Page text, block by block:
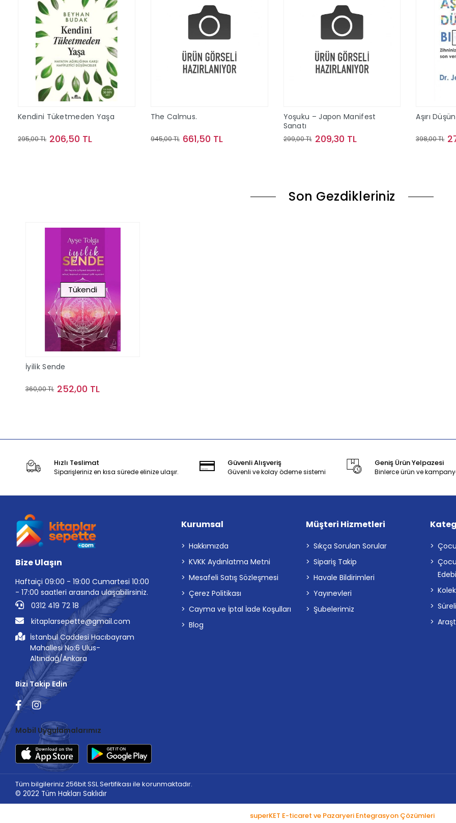
Kendini Tüketmeden Yaşa
295,00 TL 206,50 TL
The Calmus.
945,00 TL 661,50 TL
Yoşuku – Japon Manifest
Sanatı
299,00 TL 209,30 TL
Aşırı
398,00 TL
Son Gezdikleriniz
Tükendi
İyilik Sende
360,00 TL 252,00 TL
Hızlı Teslimat
Siparişleriniz en kısa sürede elinize ulaşır.
Güvenli Alışveriş
Güvenli ve kolay ödeme sistemi
Geniş Ürün Yelpazesi
Binlerce ürün ve
Bize Ulaşın
Haftaiçi 09:00 - 19:00 Cumartesi 10:00
- 17:00 saatleri arasında ulaşabilirsiniz.
0312 419 72 18
kitaplarsepette@gmail.com
İstanbul Caddesi Hacıbayram
Mahallesi No:6 Ulus-
Altındağ/Ankara
Bizi Takip Edin
Mobil Uygulamalarımız
Kurumsal
Hakkımızda
KVKK Aydınlatma Metni
Mesafeli Satış Sözleşmesi
Çerez Politikası
Cayma ve İptal İade Koşulları
Blog
Müşteri Hizmetleri
Sıkça Sorulan Sorular
Sipariş Takip
Havale Bildirimleri
Yayınevleri
Şubelerimiz
Tüm bilgileriniz 256bit SSL Sertifikası ile korunmaktadır.
© 2022 Tüm Hakları Saklıdır
superKET E-ticaret ve Pazaryeri Entegrasyon Çözümleri